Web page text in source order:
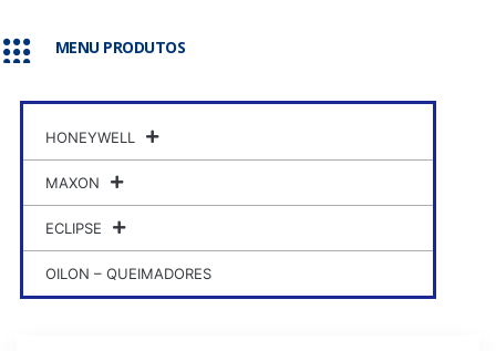
MENU PRODUTOS
HONEYWELL
MAXON
ECLIPSE
OILON – QUEIMADORES